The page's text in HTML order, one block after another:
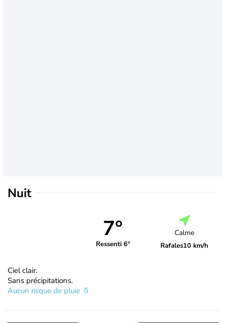
Nuit
7°
Ressenti 6°
Calme
Rafales10 km/h
Ciel clair.
Sans précipitations.
Aucun risque de pluie